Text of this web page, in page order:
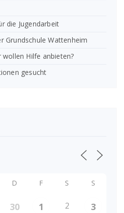
die Jugendarbeit
Grundschule Wattenheim
Hilfe anbieten?
gesucht
D F S S
30 1 2 3